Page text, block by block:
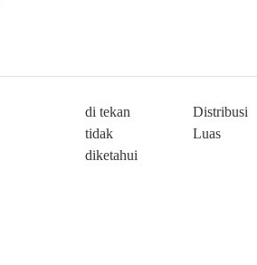
di tekan
tidak
diketahui
Distribusi
Luas